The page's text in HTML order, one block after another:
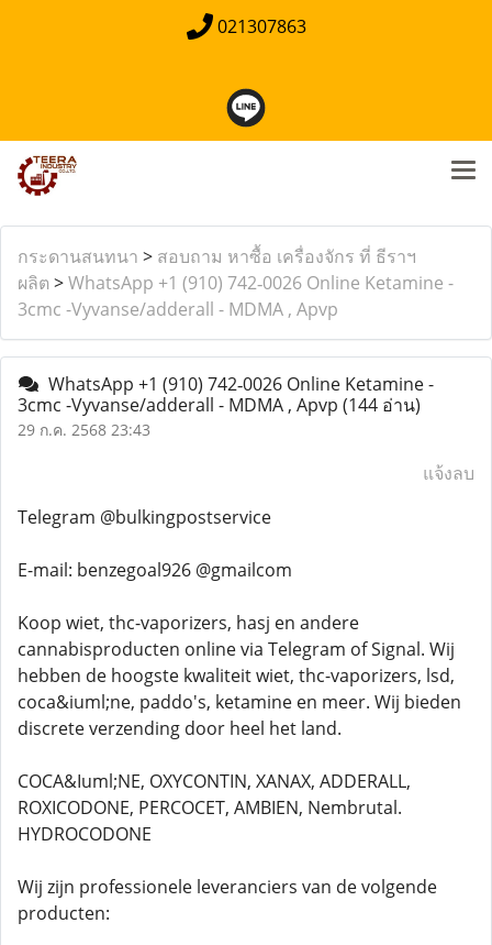
021307863
กระดานสนทนา > สอบถาม หาซื้อ เครื่องจักร ที่ ธีราฯ
ผลิต >WhatsApp ‪+1 (910) 742‑0026‬ Online Ketamine -
3cmc -Vyvanse/adderall - MDMA , Apvp
WhatsApp ‪+1 (910) 742‑0026‬ Online Ketamine -
3cmc -Vyvanse/adderall - MDMA , Apvp (144 อ่าน)
29 ก.ค. 2568 23:43
แจ้งลบ
Telegram @bulkingpostservice
E-mail: benzegoal926 @gmailcom
Koop wiet, thc-vaporizers, hasj en andere
cannabisproducten online via Telegram of Signal. Wij
hebben de hoogste kwaliteit wiet, thc-vaporizers, lsd,
coca&iuml;ne, paddo's, ketamine en meer. Wij bieden
discrete verzending door heel het land.
COCA&Iuml;NE, OXYCONTIN, XANAX, ADDERALL,
ROXICODONE, PERCOCET, AMBIEN, Nembrutal.
HYDROCODONE
Wij zijn professionele leveranciers van de volgende
producten: